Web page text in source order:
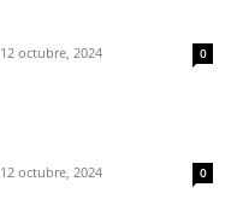
12 octubre, 2024 0
12 octubre, 2024 0